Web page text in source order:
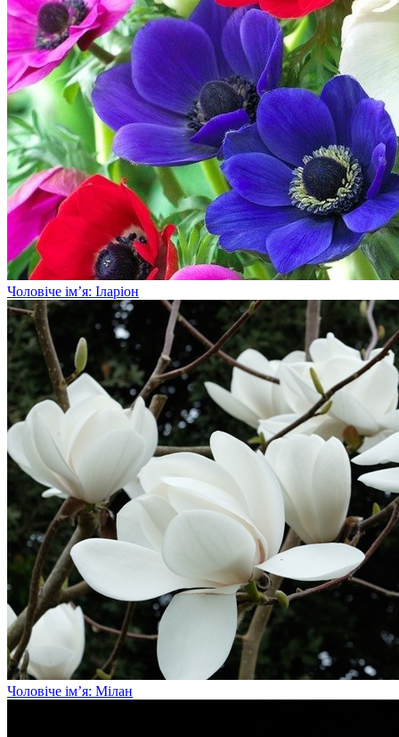
Чоловіче ім’я: Іларіон
Чоловіче ім’я: Мілан